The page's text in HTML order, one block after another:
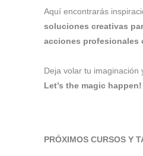
Aquí encontrarás
soluciones creativas
acciones profesionales
Deja volar tu imaginación
Let’s the magic happen!
PRÓXIMOS CURSOS Y